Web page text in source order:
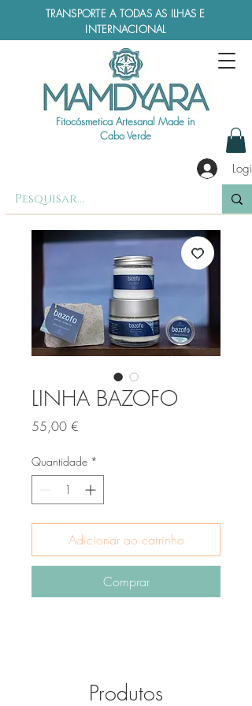
TRANSPORTE A TODAS AS ILHAS E
INTERNACIONAL
Fitocósmetica Artesanal Made in
Cabo Verde
Login
LINHA BAZOFO
55,00 €
Quantidade *
Adicionar ao carrinho
Comprar
Produtos